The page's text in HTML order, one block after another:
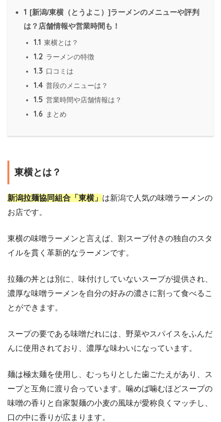
1 [新潟/東横（とうよこ）]ラーメンのメニューや評判
は？店舗情報や営業時間も！
1.1 東横とは？
1.2 ラーメンの特徴
1.3 口コミは
1.4 普段のメニューは？
1.5 営業時間や店舗情報は？
1.6 まとめ
東横とは？
新潟拉麺協同組合「東横」 は新潟で人気の味噌ラーメンの
お店です。
東横の味噌ラーメンと言えば、割スープ付きの独自のスタ
イルを貫く革新的なラーメンです。
拉麺の丼とは別に、味付けしていないスープが提供され、
濃厚な味噌ラーメンを自分の好みの濃さに割って食べるこ
とができます。
スープの要である味噌だれには、野菜やスパイスをふんだ
んに使用されており、濃厚な味わいになっています。
麺は極太麺を使用し、むっちりとした歯ごたえがあり、ス
ープと互角に渡り合っています。噛めば噛むほどスープの
味噌の香りと自家製麺の小麦の風味が愛称良くマッチし、
口の中に香りが広まります。